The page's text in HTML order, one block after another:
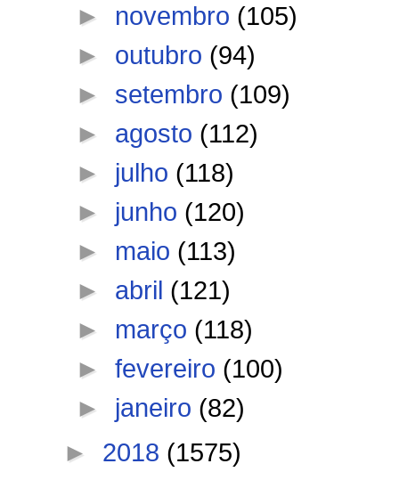
► novembro (105)
► outubro (94)
► setembro (109)
► agosto (112)
► julho (118)
► junho (120)
► maio (113)
► abril (121)
► março (118)
►fevereiro (100)
► janeiro (82)
► 2018 (1575)